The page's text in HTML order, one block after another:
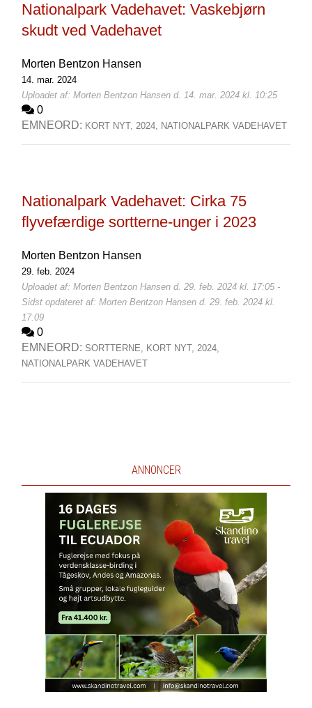
Nationalpark Vadehavet: Vaskebjørn
skudt ved Vadehavet
Morten Bentzon Hansen
14. mar. 2024
Uploadet af: Morten Bentzon Hansen d. 14. mar. 2024 kl. 10:25
0
EMNEORD: KORT NYT, 2024, NATIONALPARK VADEHAVET
Nationalpark Vadehavet: Cirka 75
flyvefærdige sortterne-unger i 2023
Morten Bentzon Hansen
29. feb. 2024
Uploadet af: Morten Bentzon Hansen d. 29. feb. 2024 kl. 17:05 -
Sidst opdateret af: Morten Bentzon Hansen d. 29. feb. 2024 kl.
17:09
0
EMNEORD: SORTTERNE, KORT NYT, 2024,
NATIONALPARK VADEHAVET
ANNONCER